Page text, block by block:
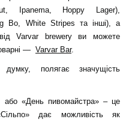
Ipanema, Hoppy Lager),
Bo, White Stripes та інші), а
Varvar brewery ви можете
— Varvar Bar.
полягає значущість
або «День пивомайстра» – це
дає можливість як